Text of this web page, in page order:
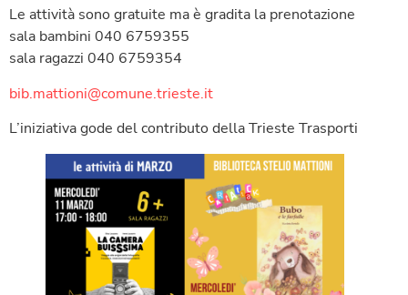
Le attività sono gratuite ma è gradita la prenotazione
sala bambini 040 6759355
sala ragazzi 040 6759354
bib.mattioni@comune.trieste.it
L’iniziativa gode del contributo della Trieste Trasporti